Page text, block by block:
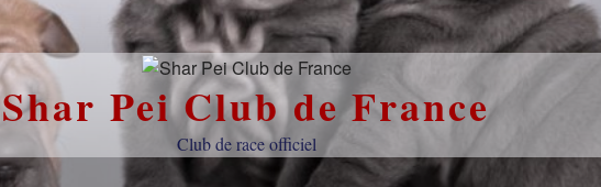
Shar Pei Club de France
Club de race officiel